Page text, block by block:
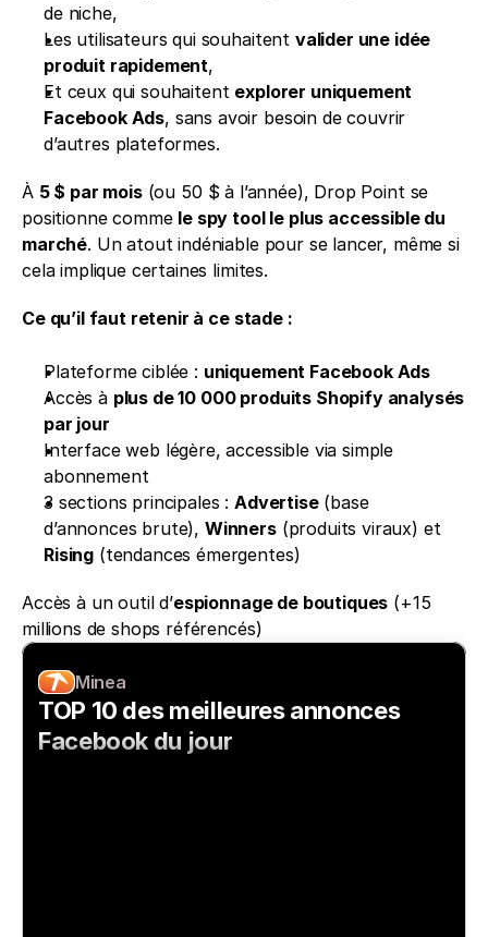
de niche,
Les utilisateurs qui souhaitent valider une idée
produit rapidement,
Et ceux qui souhaitent explorer uniquement
Facebook Ads, sans avoir besoin de couvrir
d’autres plateformes.
À 5 $ par mois (ou 50 $ à l’année), Drop Point se
positionne comme le spy tool le plus accessible du
marché. Un atout indéniable pour se lancer, même si
cela implique certaines limites.
Ce qu’il faut retenir à ce stade :
Plateforme ciblée : uniquement Facebook Ads
Accès à plus de 10 000 produits Shopify analysés
par jour
Interface web légère, accessible via simple
abonnement
3 sections principales : Advertise (base
d’annonces brute), Winners
Rising (tendances émergentes)
Accès à un outil d’espionnage de boutiques (+15
millions de shops référencés)
Minea
TOP 10 des meilleures annonces
Facebook du jour